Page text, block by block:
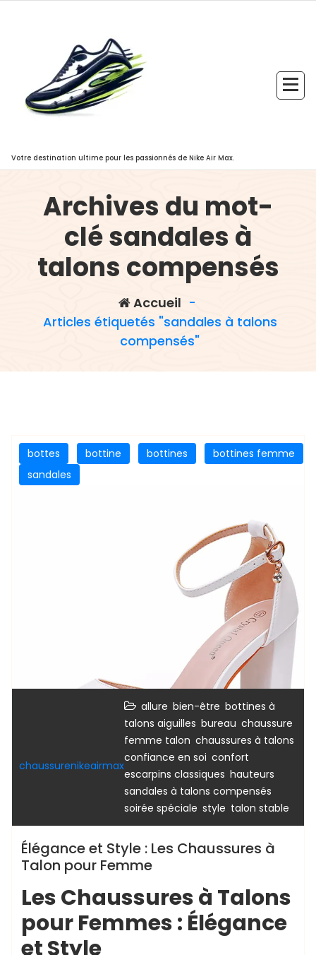
Votre destination ultime pour les passionnés de Nike Air Max.
Archives du mot-
clé sandales à
talons compensés
Accueil -
Articles étiquetés "sandales à talons
compensés"
bottes bottine bottines
bottines femme
sandales
chaussurenikeairmax
allure bien-être bottines à
talons aiguilles bureau chaussure
femme talon chaussures à talons
confiance en soi confort
escarpins classiques hauteurs
sandales à talons compensés
soirée spéciale style talon stable
Élégance et Style : Les Chaussures à
Talon pour Femme
Les Chaussures à Talons
pour Femmes : Élégance
et Style